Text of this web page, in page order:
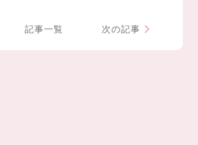
記事一覧 次の記事